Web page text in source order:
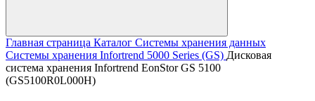
Главная страница Каталог Системы хранения данных
Системы хранения Infortrend 5000 Series (GS) Дисковая
система хранения Infortrend EonStor GS 5100
(GS5100R0L000H)